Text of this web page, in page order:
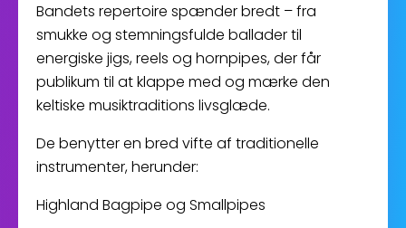
Bandets repertoire spænder bredt – fra
smukke og stemningsfulde ballader til
energiske jigs, reels og hornpipes, der får
publikum til at klappe med og mærke den
keltiske musiktraditions livsglæde.
De benytter en bred vifte af traditionelle
instrumenter, herunder:
Highland Bagpipe og Smallpipes